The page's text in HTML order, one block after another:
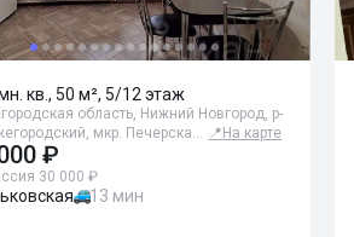
кв., 50 м², 5/12 этаж
область, Нижний Новгород, р-
мкр. Печерска… 📍 На карте
₽
30 000 ₽
13 мин